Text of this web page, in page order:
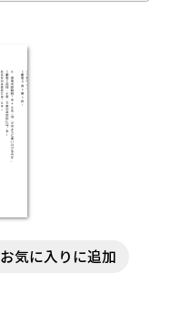
お気に入りに追加